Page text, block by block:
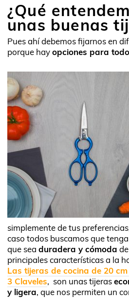
¿Qué
unas buenas
Pues ahí debemos fijarnos en
porque hayopciones para
simplemente de tus
caso todos buscamos que
que sea duradera y cómoda
principales características a la
Las tijeras de cocina de 20
3 Claveles, son unas tijeras
y ligera, que nos permiten un